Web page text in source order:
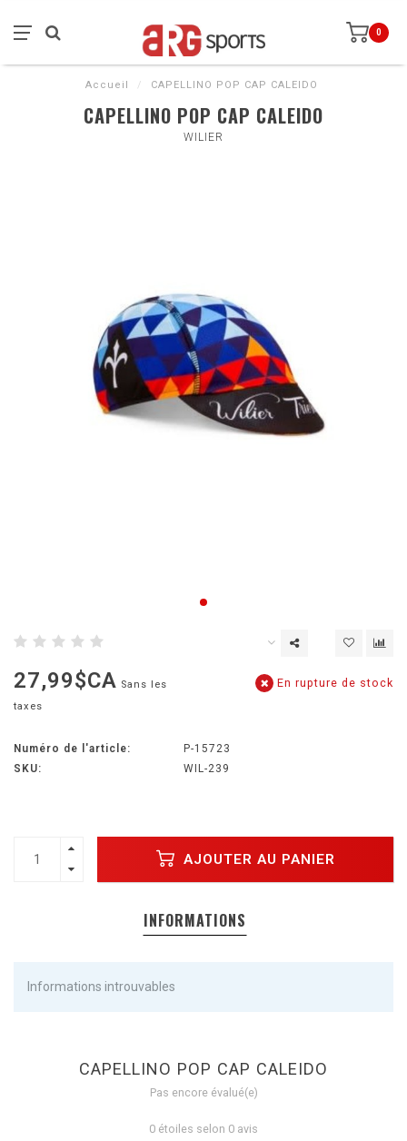
0
Accueil / CAPELLINO POP CAP CALEIDO
CAPELLINO POP CAP CALEIDO
WILIER
27,99$CA Sans les
taxes
En rupture de stock
Numéro de l'article:
P-15723
SKU:
WIL-239
AJOUTER AU PANIER
INFORMATIONS
Informations introuvables
CAPELLINO POP CAP CALEIDO
Pas encore évalué(e)
0 étoiles selon 0 avis